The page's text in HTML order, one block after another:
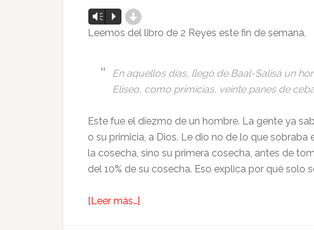
Reproductor
de
Vm P d
Leemos del libro de 2 Reyes este fin de semana,
En aquellos días, llegó de Baal-Salisá un
Eliseo, como primicias, veinte panes de
Este fue el diezmo de un hombre. La gente ya
o su primicia, a Dios. Le dio no de lo que
la cosecha, sino su primera cosecha, antes de
del 10% de su cosecha. Eso explica por qué solo
[Leer más…]